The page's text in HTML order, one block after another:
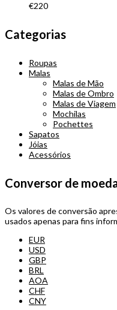
€220
Categorias
Roupas
Malas
Malas de Mão
Malas de Ombro
Malas de Viagem
Mochilas
Pochettes
Sapatos
Jóias
Acessórios
Conversor de
Os valores de conversão
usados apenas para fins
EUR
USD
GBP
BRL
AOA
CHF
CNY